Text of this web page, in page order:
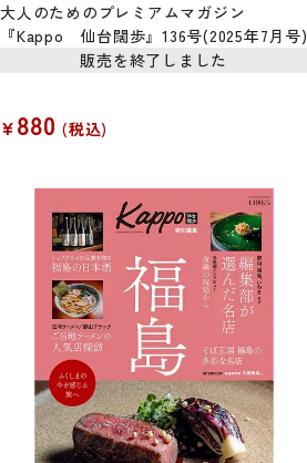
大人のためのプレミアムマガジン
『Kappo 仙台闊歩』136号(2025年7月号)
販売を終了しました
¥880 税込